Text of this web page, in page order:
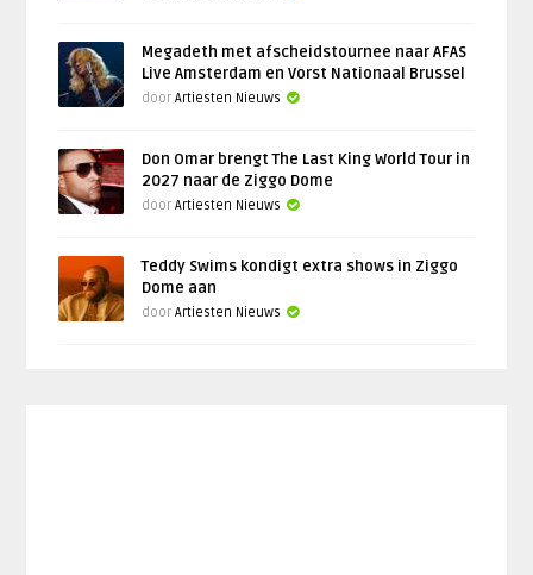
Megadeth met afscheidstournee naar AFAS
Live Amsterdam en Vorst Nationaal Brussel
doorArtiesten Nieuws
Don Omar brengt The Last King World Tour in
2027 naar de Ziggo Dome
doorArtiesten Nieuws
Teddy Swims kondigt extra shows in Ziggo
Dome aan
doorArtiesten Nieuws